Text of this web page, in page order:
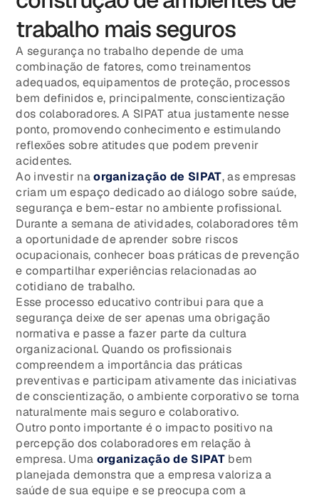
trabalho mais seguros
A segurança no trabalho depende de uma
combinação de fatores, como treinamentos
adequados, equipamentos de proteção, processos
bem definidos e, principalmente, conscientização
dos colaboradores. A SIPAT atua justamente nesse
ponto, promovendo conhecimento e estimulando
reflexões sobre atitudes que podem prevenir
acidentes.
Ao investir naorganização de SIPAT, as empresas
criam um espaço dedicado ao diálogo sobre saúde,
segurança e bem-estar no ambiente profissional.
Durante a semana de atividades, colaboradores têm
a oportunidade de aprender sobre riscos
ocupacionais, conhecer boas práticas de prevenção
e compartilhar experiências relacionadas ao
cotidiano de trabalho.
Esse processo educativo contribui para que a
segurança deixe de ser apenas uma obrigação
normativa e passe a fazer parte da cultura
organizacional. Quando os profissionais
compreendem a importância das práticas
preventivas e participam ativamente das iniciativas
de conscientização, o ambiente corporativo se torna
naturalmente mais seguro e colaborativo.
Outro ponto importante é o impacto positivo na
percepção dos colaboradores em relação à
empresa. Uma organização de SIPATbem
planejada demonstra que a empresa valoriza a
saúde de sua equipe e se preocupa com a